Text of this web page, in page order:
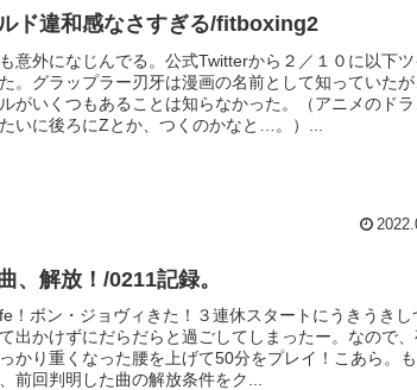
ド違和感なさすぎる/fitboxing2
意外になじんでる。公式Twitterから２／１０に以下
。グラップラー刃牙は漫画の名前として知っていた
がいくつもあることは知らなかった。（アニメのドラ
いに後ろにZとか、つくのかなと…。）...
、解放！/0211記録。
！ボン・ジョヴィきた！３連休スタートにうきうきし
出かけずにだらだらと過ごしてしまったー。なので
かり重くなった腰を上げて50分をプレイ！こあら。
前回判明した曲の解放条件をク...